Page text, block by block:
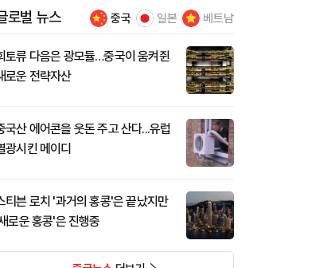
로벌 뉴스 중국 일본 베트남
토류 다음은 광모듈…중국이 움켜쥔
로운 전략자산
국산 에어콘을 웃돈 주고 산다...유럽
광시킨 메이디
티븐 로치 '과거의 홍콩'은 끝났지만
로운 홍콩'은 진행중